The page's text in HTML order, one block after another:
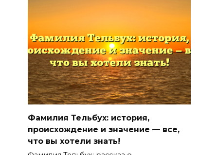
Фамилия Тельбух: история,
происхождение и значение — все,
что вы хотели знать!